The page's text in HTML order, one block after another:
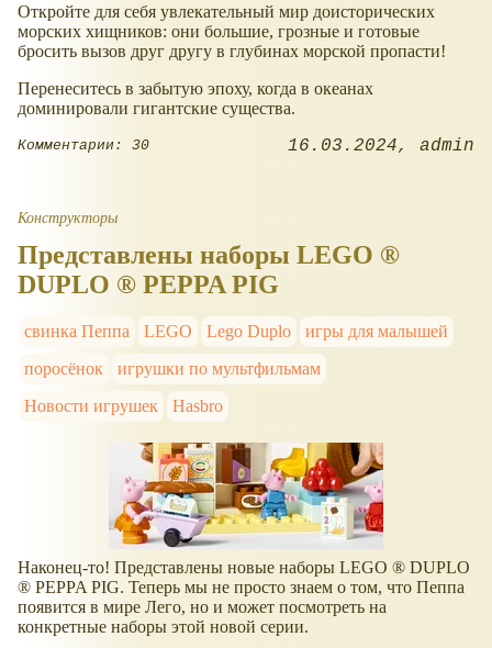
Откройте для себя увлекательный мир доисторических
морских хищников: они большие, грозные и готовые
бросить вызов друг другу в глубинах морской пропасти!
Перенеситесь в забытую эпоху, когда в океанах
доминировали гигантские существа.
Комментарии: 30 16.03.2024 admin
Конструкторы
Представлены наборы LEGO ®
DUPLO ® PEPPA PIG
свинка Пеппа LEGO Lego Duplo
игры для малышей
поросёнок
игрушки по мультфильмам
Новости игрушек
Hasbro
Наконец-то! Представлены новые наборы LEGO ® DUPLO
® PEPPA PIG. Теперь мы не просто знаем о том, что Пеппа
появится в мире Лего, но и может посмотреть на
конкретные наборы этой новой серии.